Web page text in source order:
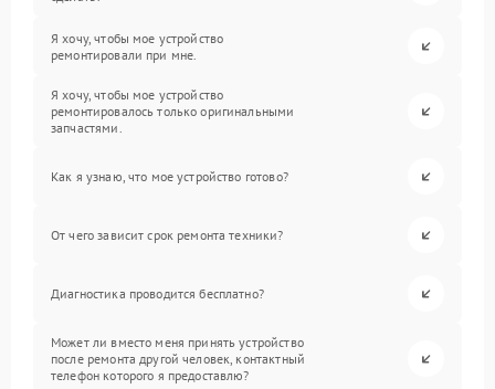
Я хочу, чтобы мое устройство
ремонтировали при мне.
Я хочу, чтобы мое устройство
ремонтировалось только оригинальными
запчастями.
Как я узнаю, что мое устройство готово?
От чего зависит срок ремонта техники?
Диагностика проводится бесплатно?
Может ли вместо меня принять устройство
после ремонта другой человек, контактный
телефон которого я предоставлю?